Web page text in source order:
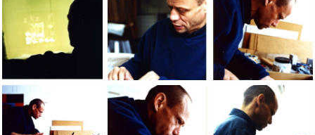
Jean-Pierre Sergent at work in the LIC Studio, NY, photos by
Jean-Pierre Sergent at work in the LIC
Jean-Pierre